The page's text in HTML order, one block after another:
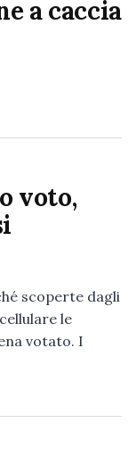
a caccia
voto,
scoperte dagli
le
votato. I